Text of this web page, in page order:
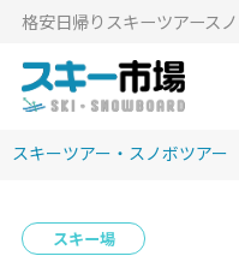
格安⽇帰りスキーツアース
スキーツアー・スノボツアー
スキー場